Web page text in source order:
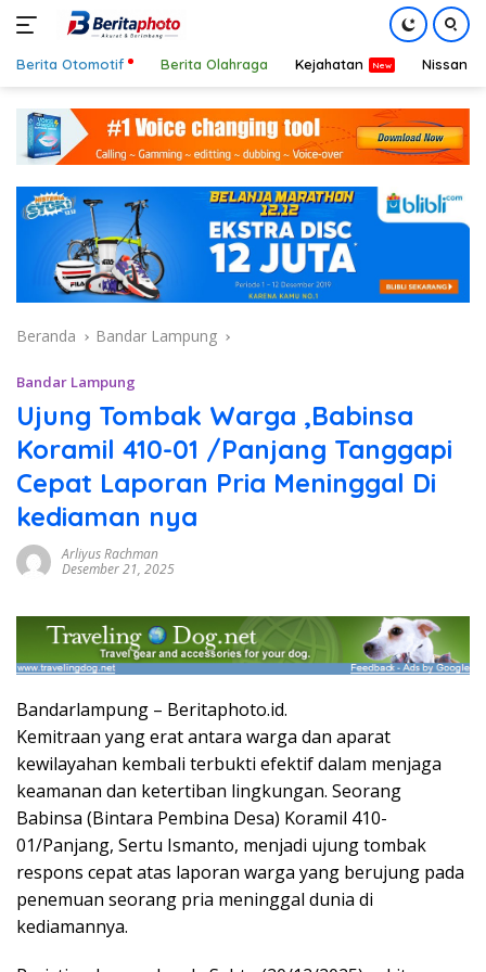
konten
Berita Otomotif Berita Olahraga Kejahatan Nissan
Beranda Bandar Lampung
Bandar Lampung
Ujung Tombak Warga ,Babinsa
Koramil 410-01 /Panjang Tanggapi
Cepat Laporan Pria Meninggal Di
kediaman nya
Arliyus Rachman
Desember 21, 2025
Bandarlampung – Beritaphoto.id.
Kemitraan yang erat antara warga dan aparat
kewilayahan kembali terbukti efektif dalam menjaga
keamanan dan ketertiban lingkungan. Seorang
Babinsa (Bintara Pembina Desa) Koramil 410-
01/Panjang, Sertu Ismanto, menjadi ujung tombak
respons cepat atas laporan warga yang berujung pada
penemuan seorang pria meninggal dunia di
kediamannya.